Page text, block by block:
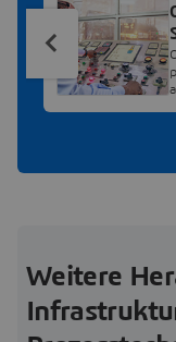
Weitere